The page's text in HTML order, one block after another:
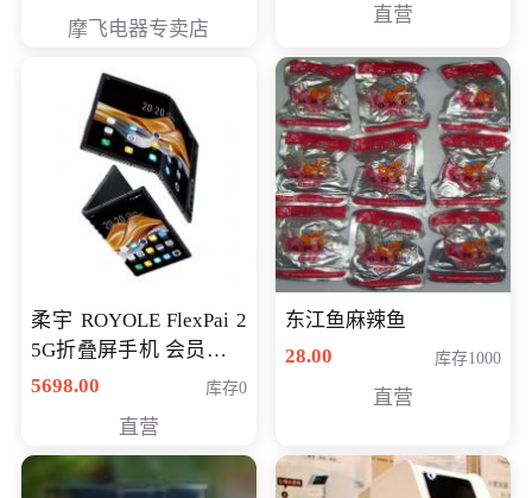
摩飞电器专卖店
直营
柔宇 ROYOLE FlexPai 2
5G折叠屏手机 会员专享
购买价格 4998元
5698.00 库存0
直营
东江鱼麻辣鱼
28.00
库存1000
直营